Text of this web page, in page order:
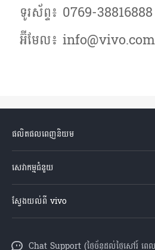
ទូរស័ព្ទ៖ 0769-38816888
អ៊ីមែល៖ info@vivo.com
ផលិតផលពេញនិយម
V60 Lite
V60 5G
សេវាកម្មជំនួយ
មជ្ឈមណ្ឌល​សេវាកម្ម
Funtouch OS
ស្វែងយល់ពី vivo
Chat Support (ថ្ងៃច័ន្ទដល់ថ្ងៃសៅរ៍